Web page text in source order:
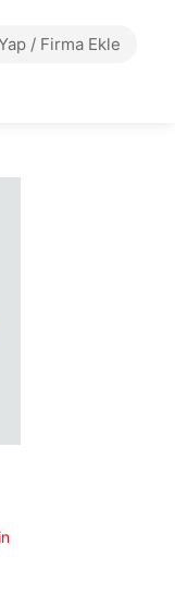
/ Firma Ekle